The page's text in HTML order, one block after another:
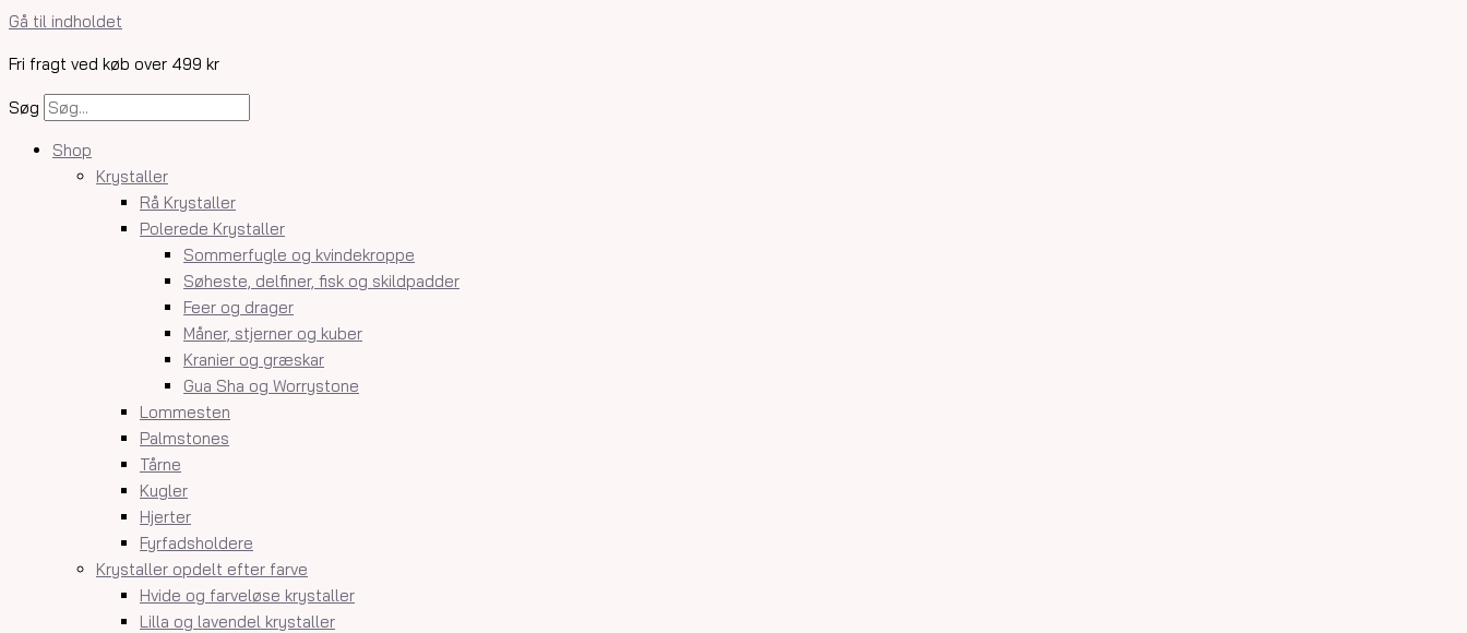
Gå til indholdet
Fri fragt ved køb over 499 kr
Søg
Shop
Krystaller
Rå Krystaller
Polerede Krystaller
Sommerfugle og kvindekroppe
Søheste, delfiner, fisk og skildpadder
Feer og drager
Måner, stjerner og kuber
Kranier og græskar
Gua Sha og Worrystone
Lommesten
Palmstones
Tårne
Kugler
Hjerter
Fyrfadsholdere
Krystaller opdelt efter farve
Hvide og farveløse krystaller
Lilla og lavendel krystaller